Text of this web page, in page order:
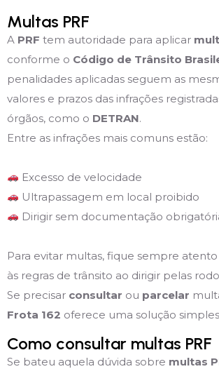
Multas PRF
A PRF tem autoridade para aplicar
conforme o Código de Trânsito
penalidades aplicadas seguem as
valores e prazos das infrações
órgãos, como o DETRAN.
Entre as infrações mais comuns estão:
Excesso de velocidade
Ultrapassagem em local proibido
Dirigir sem documentação
Para evitar multas, fique sempre atento
às regras de trânsito ao dirigir pelas
Se precisar consultar ou parcelar
Frota 162 oferece uma solução
Como consultar multas PRF
Se bateu aquela dúvida sobre multas